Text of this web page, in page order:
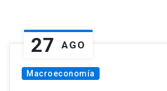
27 AGO
Macroeconomía